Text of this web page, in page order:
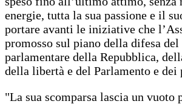
energie, tutta la sua passione e il
portare avanti le iniziative che
promosso sul piano della difesa del
parlamentare della Repubblica,
della libertà e del Parlamento e dei
"La sua scomparsa lascia un vuoto